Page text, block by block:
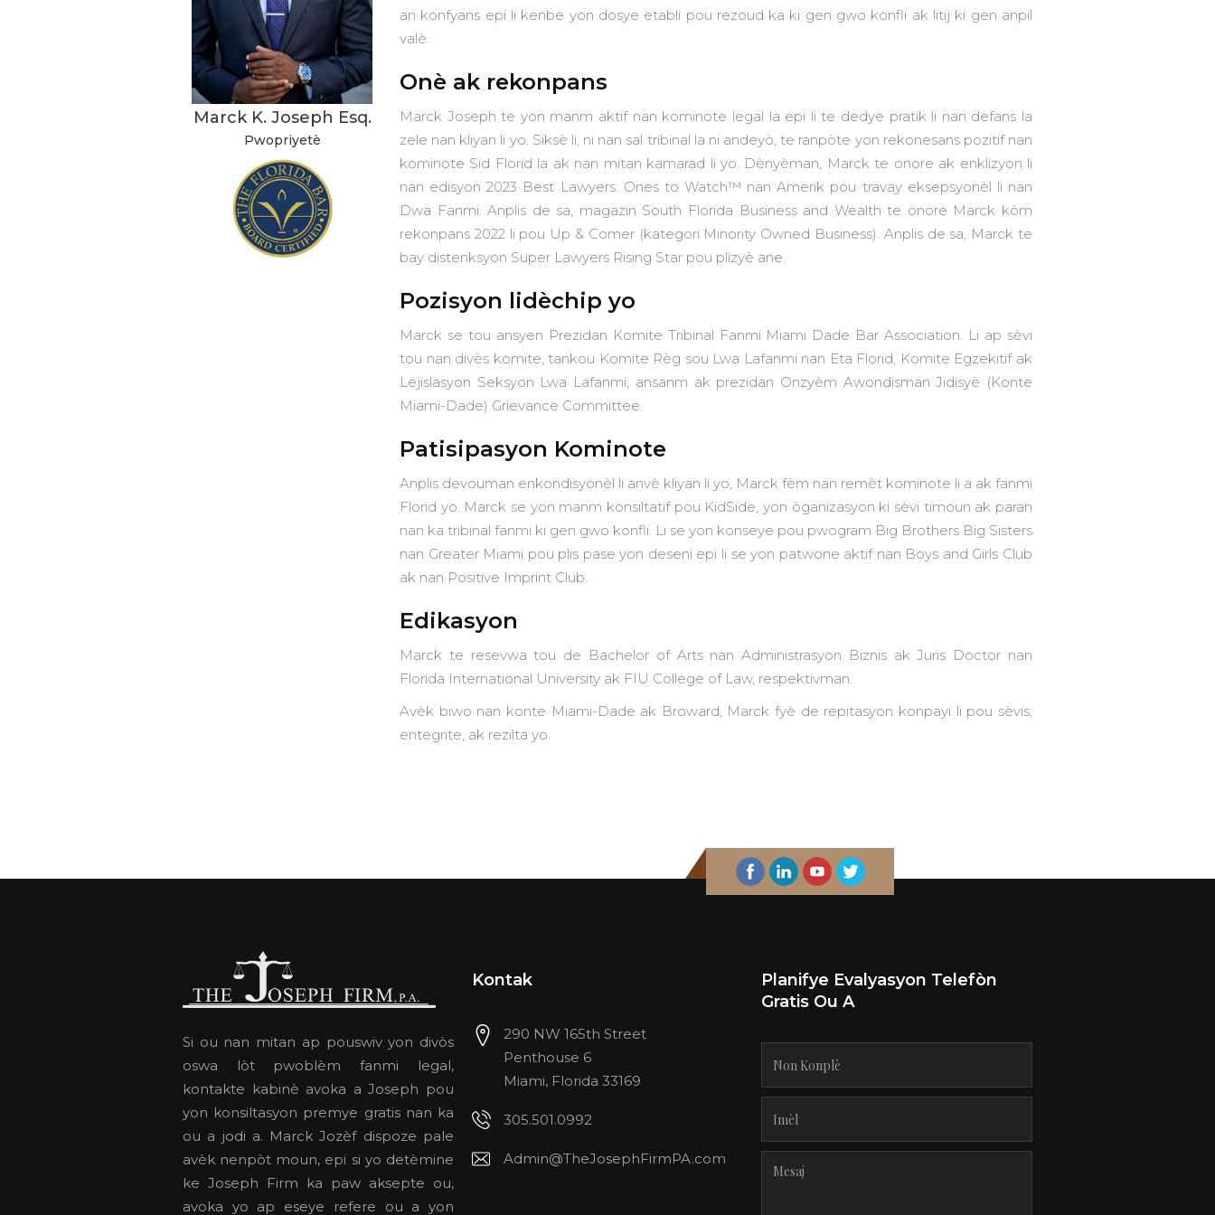
Marck K. Joseph Esq.
Pwopriyetè
an konfyans epi li kenbe yon dosye etabli pou rezoud ka ki gen gwo konfli ak litij ki gen anpil
valè.
Onè ak rekonpans
Marck Joseph te yon manm aktif nan kominote legal la epi li te dedye pratik li nan defans la
zele nan kliyan li yo. Siksè li, ni nan sal tribinal la ni andeyò, te ranpòte yon rekonesans pozitif nan
kominote Sid Florid la ak nan mitan kamarad li yo. Dènyèman, Marck te onore ak enklizyon li
nan edisyon 2023 Best Lawyers: Ones to Watch™ nan Amerik pou travay eksepsyonèl li nan
Dwa Fanmi. Anplis de sa, magazin South Florida Business and Wealth te onore Marck kòm
rekonpans 2022 li pou Up & Comer (kategori Minority Owned Business). Anplis de sa, Marck te
bay distenksyon Super Lawyers Rising Star pou plizyè ane.
Pozisyon lidèchip yo
Marck se tou ansyen Prezidan Komite Tribinal Fanmi Miami Dade Bar Association. Li ap sèvi
tou nan divès komite, tankou Komite Règ sou Lwa Lafanmi nan Eta Florid, Komite Egzekitif ak
Lejislasyon Seksyon Lwa Lafanmi, ansanm ak prezidan Onzyèm Awondisman Jidisyè (Konte
Miami-Dade) Grievance Committee.
Patisipasyon Kominote
Anplis devouman enkondisyonèl li anvè kliyan li yo, Marck fèm nan remèt kominote li a ak fanmi
Florid yo. Marck se yon manm konsiltatif pou KidSide, yon òganizasyon ki sèvi timoun ak paran
nan ka tribinal fanmi ki gen gwo konfli. Li se yon konseye pou pwogram Big Brothers Big Sisters
nan Greater Miami pou plis pase yon deseni epi li se yon patwone aktif nan Boys and Girls Club
ak nan Positive Imprint Club.
Edikasyon
Marck te resevwa tou de Bachelor of Arts nan Administrasyon Biznis ak Juris Doctor nan
Florida International University ak FIU College of Law, respektivman.
Avèk biwo nan konte Miami-Dade ak Broward, Marck fyè de repitasyon konpayi li pou sèvis,
entegrite, ak rezilta yo.‍
Si ou nan mitan ap pouswiv yon divòs
oswa lòt pwoblèm fanmi legal,
kontakte kabinè avoka a Joseph pou
yon konsiltasyon premye gratis nan ka
ou a jodi a. Marck Jozèf dispoze pale
avèk nenpòt moun, epi si yo detèmine
ke Joseph Firm ka paw aksepte ou,
avoka yo ap eseye refere ou a yon
Kontak
290 NW 165th Street
Penthouse 6
Miami, Florida 33169
305.501.0992
Admin@TheJosephFirmPA.com
Planifye Evalyasyon Telefòn
Gratis Ou A